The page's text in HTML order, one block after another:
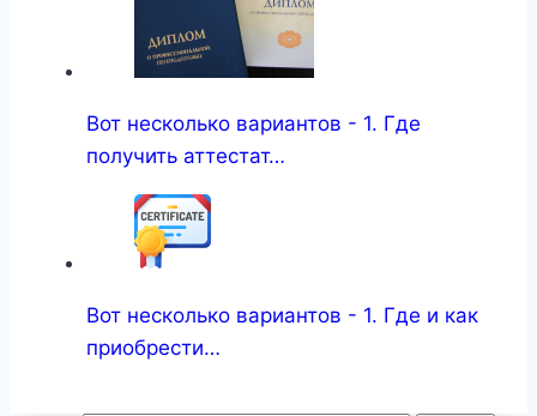
Вот несколько вариантов - 1. Где
получить аттестат…
Вот несколько вариантов - 1. Где и как
приобрести…